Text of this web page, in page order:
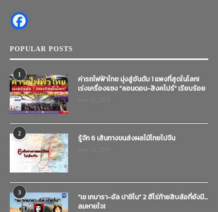
POPULAR POSTS
1
ค่ารถไฟฟ้าไทย มุ่งสู่อันดับ 1 แพงที่สุดในโลก!
เร่งเครื่องแซง “ลอนดอน-สิงคโปร์” เรียบร้อย
2 รู้จัก 6 เส้นทางขนส่งผลไม้ไทยไปจีน
3
“เช เกบารา-อัล ปาชิโน” 2 ฮีโร่ท้ายสิบล้อที่ยังมี…
ลมหายใจ!